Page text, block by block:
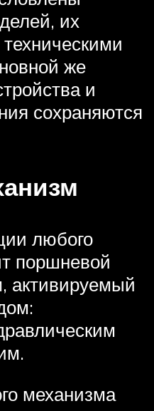
их
же
и
сохраняются
любого
поршневой
активируемый
механизма